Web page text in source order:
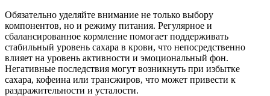
Обязательно уделяйте внимание не только выбору
компонентов, но и режиму питания. Регулярное и
сбалансированное кормление помогает поддерживать
стабильный уровень сахара в крови, что непосредственно
влияет на уровень активности и эмоциональный фон.
Негативные последствия могут возникнуть при избытке
сахара, кофеина или трансжиров, что может привести к
раздражительности и усталости.